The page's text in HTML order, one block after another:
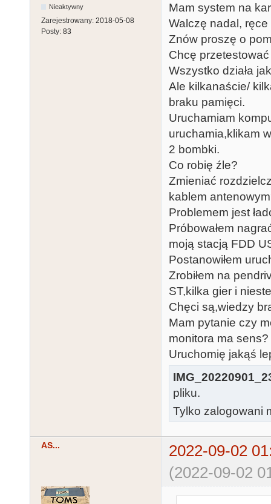
Nieaktywny
Zarejestrowany: 2018-05-08
Posty: 83
Mam system na
Walczę nadal,
Znów proszę o
Chcę
Wszystko działa
Ale kilkanaście/
braku pamięci.
Uruchamiam
uruchamia,klikam
2 bombki.
Co robię źle?
Zmieniać
kablem
Problemem jest
Próbowałem
moją stacją FDD
Postanowiłem
Zrobiłem na
ST,kilka gier i
Chęci są,wiedzy
Mam pytanie czy
monitora ma sens?
Uruchomię jakąś
pliku.
Tylko zalogowani
AS...
2022-09-02
(2022-09-02